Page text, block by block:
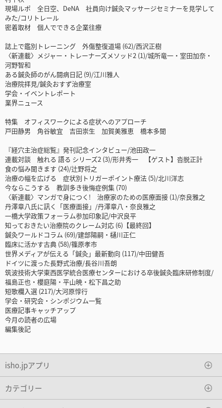
現場ルポ 全日空、DeNA 社員向け鍼灸マッサージセミナーを見学して
みた/コリトレール
密着取材 個人でできる企業往療
誌上で鑑別トレーニング 外傷整復道場 (62)/西沢正樹
〈新連載〉メジャー・トレーナーズメソッド2 (1)/城所竜一・室田加奈・
河野智和
ある鍼灸師のがん闘病日記 (9)/江川雅人
治療院拝見/鍼灸おすず治療室
学会・イベントレポート
業界ニュース
特集 オフィスワークによる症状へのアプローチ
戸田静男 角谷敏宜 吉田崇生 加賀美雅恵 橋本多聞
『経穴主治症総覧』発刊記念インタビュー/池田政一
連載対談 触れる 語る シリーズ2 (3)/形井秀一 【ゲスト】沓脱正計
食の悩み聞きます (24)/辻野将之
治療の幅を広げる 症状別トリガーポイント療法 (5)/北川洋志
今ならこうする 教訓多き後悔症例集 (70)
〈新連載〉マンガで身につく! 治療家のための医療面接 (1)/奈良雅之
丹澤章八氏に訊く「医療面接」/丹澤章八・奈良雅之
一橋大学政策フォーラム参加印象記/中沢良平
知っておきたい治療院のクレーム対応 (6)【最終回】
鍼灸ワールドコラム (69)/建部陽嗣・樋川正仁
臨床に活かす古典 (58)/篠原孝市
世界メディアが伝える「鍼灸」最新動向 (117)/中田健吾
ドイツに渡った長野式治療/長谷川吾朗
筑波技術大学東西医学統合医療センターにおける卒後鍼灸臨床研修制度/
福島正也・櫻庭陽・平山暁・松下昌之助
短歌欄入選 (217)/大河原惇行
学会・研究会・シンポジウム一覧
医療記事キャッチアップ
今月の読者の広場
編集後記
isho.jpアプリ
カテゴリー